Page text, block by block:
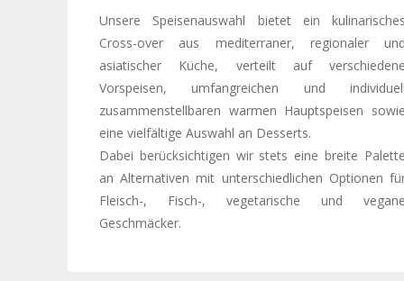
Unsere Speisenauswahl bietet ein
Cross-over aus mediterraner, regionaler
asiatischer Küche, verteilt auf
Vorspeisen, umfangreichen und
zusammenstellbaren warmen Hauptspeisen
eine vielfältige Auswahl an Desserts.
Dabei berücksichtigen wir stets eine breite
an Alternativen mit unterschiedlichen Optionen
Fleisch-, Fisch-, vegetarische und
Geschmäcker.